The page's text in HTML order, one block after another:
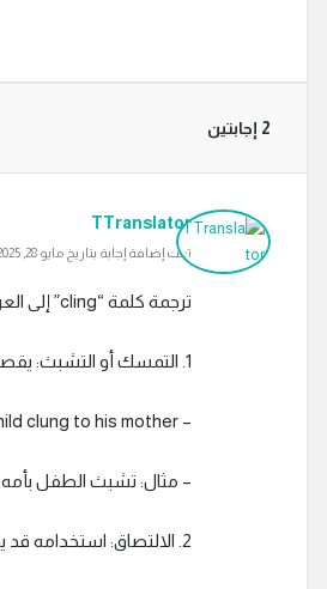
‫2 إجابتين
TTranslator
تمت إضافة إجابة بتاريخ مايو 28, 2025 في 5:13 pm
ترجمة كلمة “cling” إلى العربية تتضمن عدة معانٍ محتملة، وهي كالتالي:
1. التمسك أو التشبث: يقصد بها أن يمسك بشيء بشكل قوي دون التخلي عنه بسهولة.
– Example: The child clung to his mother.
– مثال: تشبث الطفل بأمه.
2. الالتصاق: استخدامه قد يكون حرفي أو مجازي للدلالة على الارتباط أو التعلق الشديد.